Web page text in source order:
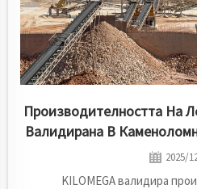
Производителността На
Валидирана В
2025/
KILOMEGA валидира